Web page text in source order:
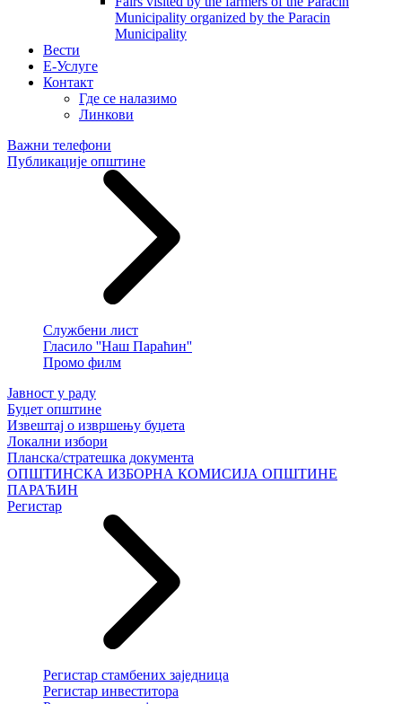
Municipality organized by the Paracin
Municipality
Вести
E-Услуге
Контакт
Где се налазимо
Линкови
Важни телефони
Публикације општине
Службени лист
Гласило ''Наш Параћин''
Промо филм
Јавност у раду
Буџет општине
Извештај о извршењу буџета
Локални избори
Планска/стратешка документа
ОПШТИНСКА ИЗБОРНА КОМИСИЈА ОПШТИНЕ
ПАРАЋИН
Регистар
Регистар стамбених заједница
Регистар инвеститора